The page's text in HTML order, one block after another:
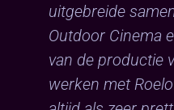
uitgebreide
Outdoor Cinema
van de productie
werken met